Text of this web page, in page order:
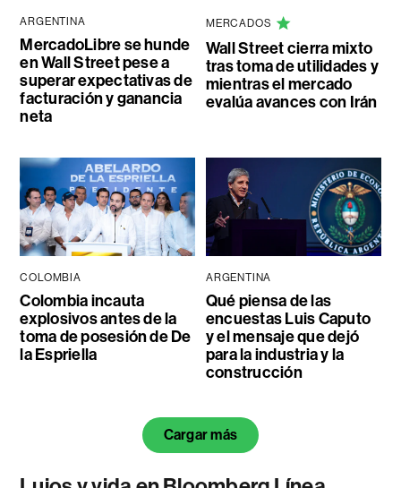
ARGENTINA
MercadoLibre se hunde
en Wall Street pese a
superar expectativas de
facturación y ganancia
neta
MERCADOS
Wall Street cierra mixto
tras toma de utilidades y
mientras el mercado
evalúa avances con Irán
COLOMBIA
Colombia incauta
explosivos antes de la
toma de posesión de De
la Espriella
ARGENTINA
Qué piensa de las
encuestas Luis Caputo
y el mensaje que dejó
para la industria y la
construcción
Cargar más